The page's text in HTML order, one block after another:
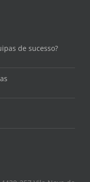
de sucesso?